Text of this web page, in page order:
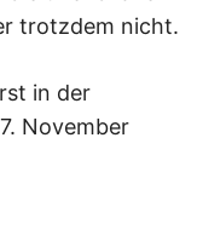
trotzdem nicht.
in der
November